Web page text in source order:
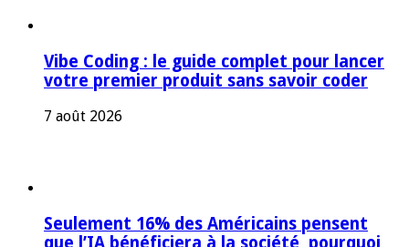
Vibe Coding : le guide complet pour lancer
votre premier produit sans savoir coder
7 août 2026
Seulement 16% des Américains pensent
que l’IA bénéficiera à la société, pourquoi